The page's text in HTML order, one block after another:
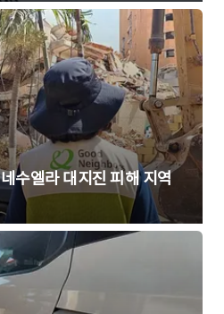
수엘라 대지진 피해 지역